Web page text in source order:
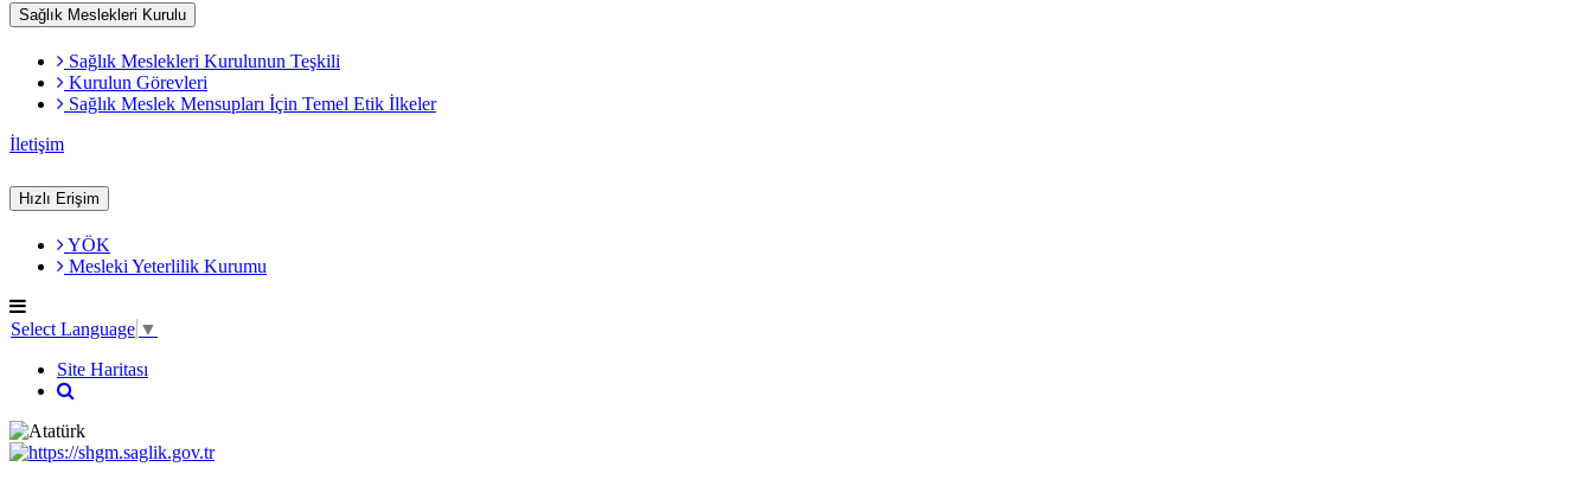
Sağlık Meslekleri Kurulu
Sağlık Meslekleri Kurulunun Teşkili
Kurulun Görevleri
Sağlık Meslek Mensupları İçin Temel Etik İlkeler
İletişim
Hızlı Erişim
YÖK
Mesleki Yeterlilik Kurumu
Select Language ▼
Site Haritası